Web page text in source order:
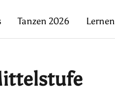
Tanzen 2026 Lernen